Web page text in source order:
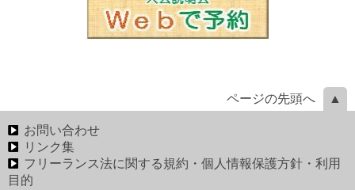
ページの先頭へ
お問い合わせ
リンク集
フリーランス法に関する規約・個人情報保護方針・利用
目的